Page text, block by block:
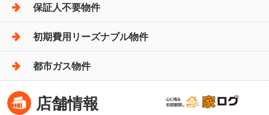
保証人不要物件
初期費用リーズナブル物件
都市ガス物件
店舗情報